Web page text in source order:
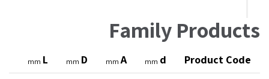
Family Products
Product Code
d
mm
A
mm
D
mm
L
mm